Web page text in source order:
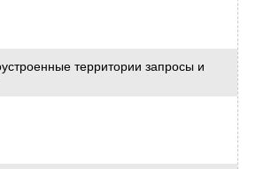
территории запросы и